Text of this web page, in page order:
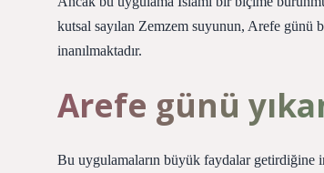
kutsal sayılan Zemzem suyunun, Arefe günü
inanılmaktadır.
Arefe günü
Bu uygulamaların büyük faydalar getirdiğine